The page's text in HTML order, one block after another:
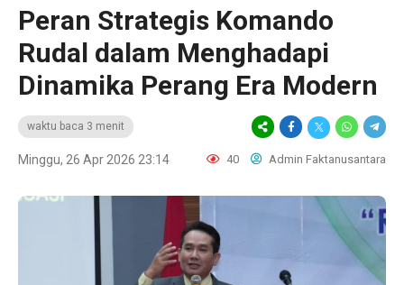
Peran Strategis Komando
Rudal dalam Menghadapi
Dinamika Perang Era Modern
waktu baca 3 menit
Minggu, 26 Apr 2026 23:14 40 Admin Faktanusantara